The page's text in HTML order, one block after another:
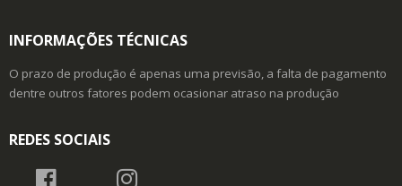
INFORMAÇÕES TÉCNICAS
O prazo de produção é apenas uma previsão, a falta de pagamento
dentre outros fatores podem ocasionar atraso na produção
REDES SOCIAIS